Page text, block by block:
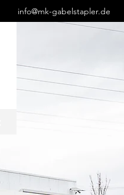
info@mk-gabelstapler.de